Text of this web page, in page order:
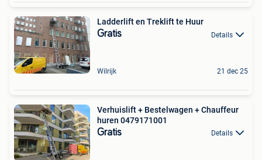
Ladderlift en Treklift te Huur
Gratis Details
Wilrijk 21 dec 25
Verhuislift + Bestelwagen + Chauffeur
huren 0479171001
Gratis Details